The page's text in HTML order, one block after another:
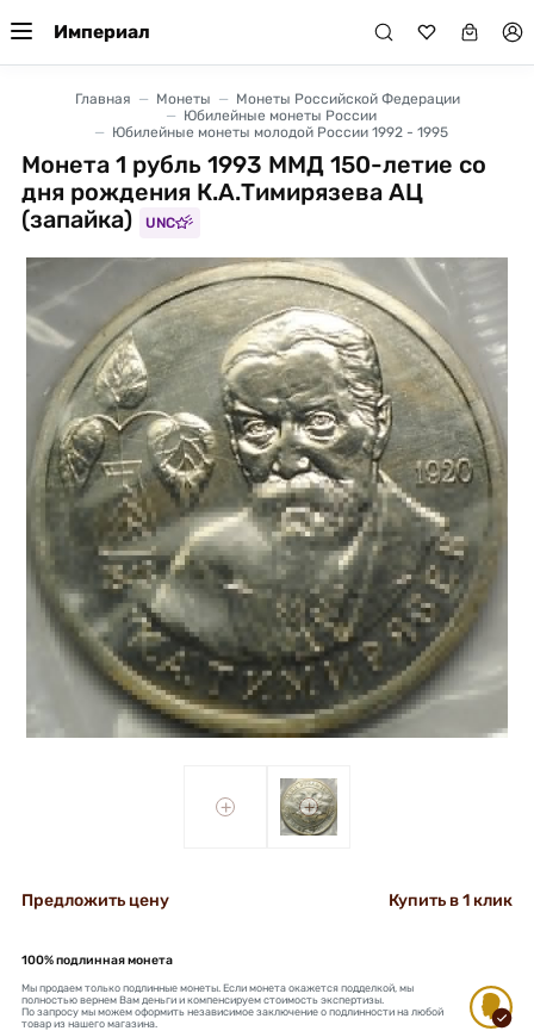
Империал
Главная Монеты
Монеты Российской Федерации
Юбилейные монеты России
Юбилейные монеты молодой России 1992 - 1995
Монета 1 рубль 1993 ММД 150-летие со
дня рождения К.А.Тимирязева АЦ
(запайка)
UNC
+ +
Предложить цену Купить в 1 клик
100% подлинная монета
Мы продаем только подлинные монеты. Если монета окажется подделкой, мы
полностью вернем Вам деньги и компенсируем стоимость экспертизы.
По запросу мы можем оформить независимое заключение о подлинности на любой
товар из нашего магазина.